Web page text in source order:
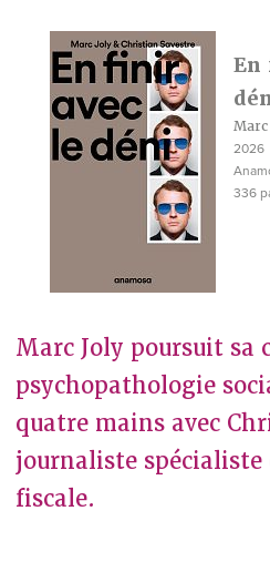
En
2026
336
Marc Joly poursuit sa
psychopathologie
quatre mains avec
journaliste spécialiste
fiscale.